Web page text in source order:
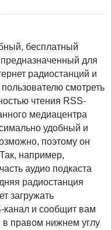
бесплатный
для
радиостанций и
смотреть
чтения RSS-
медиацентра
удобный и
поэтому он
например,
аудио подкаста
радиостанция
загружать
канал и сообщит вам
правом нижнем углу